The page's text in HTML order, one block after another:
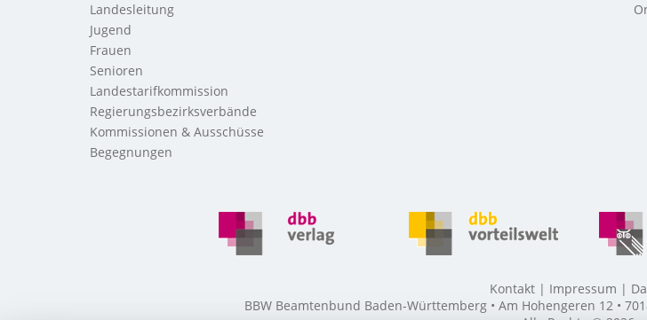
Landesleitung
Jugend
Frauen
Senioren
Landestarifkommission
Regierungsbezirksverbände
Kommissionen & Ausschüsse
Begegnungen
Kontakt Impressum
BBW Beamtenbund Baden-Württemberg • Am Hohengeren 12 •